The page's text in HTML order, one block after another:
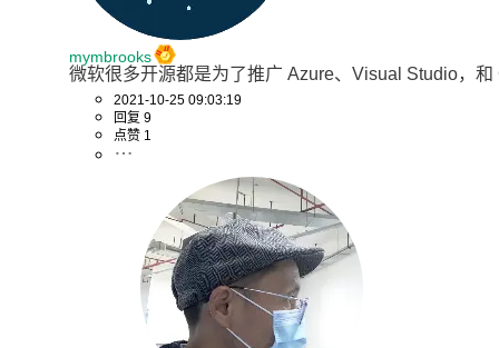
mymbrooks
微软很多开源都是为了推广 Azure、Visual Studio，
2021-10-25 09:03:19
回复 9
点赞 1